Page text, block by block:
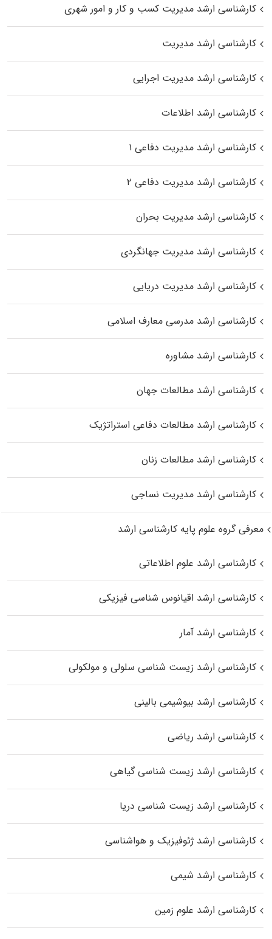
کارشناسی ارشد مدیریت کسب و کار و امور شهری
کارشناسی ارشد مدیریت
کارشناسی ارشد مدیریت اجرایی
کارشناسی ارشد اطلاعات
کارشناسی ارشد مدیریت دفاعی ۱
کارشناسی ارشد مدیریت دفاعی ۲
کارشناسی ارشد مدیریت بحران
کارشناسی ارشد مدیریت جهانگردی
کارشناسی ارشد مدیریت دریایی
کارشناسی ارشد مدرسی معارف اسلامی
کارشناسی ارشد مشاوره
کارشناسی ارشد مطالعات جهان
کارشناسی ارشد مطالعات دفاعی استراتژیک
کارشناسی ارشد مطالعات زنان
کارشناسی ارشد مدیریت نساجی
معرفی گروه علوم پایه کارشناسی ارشد
کارشناسی ارشد علوم اطلاعاتی
کارشناسی ارشد اقیانوس‌ شناسی فیزیکی
کارشناسی ارشد آمار
کارشناسی ارشد زیست شناسی سلولی و مولکولی
کارشناسی ارشد بیوشیمی بالینی
کارشناسی ارشد ریاضی
کارشناسی ارشد زیست‌ شناسی گیاهی
کارشناسی ارشد زیست‌ شناسی دریا
کارشناسی ارشد ژئوفیزیک و هواشناسی
کارشناسی ارشد شیمی
کارشناسی ارشد علوم زمین